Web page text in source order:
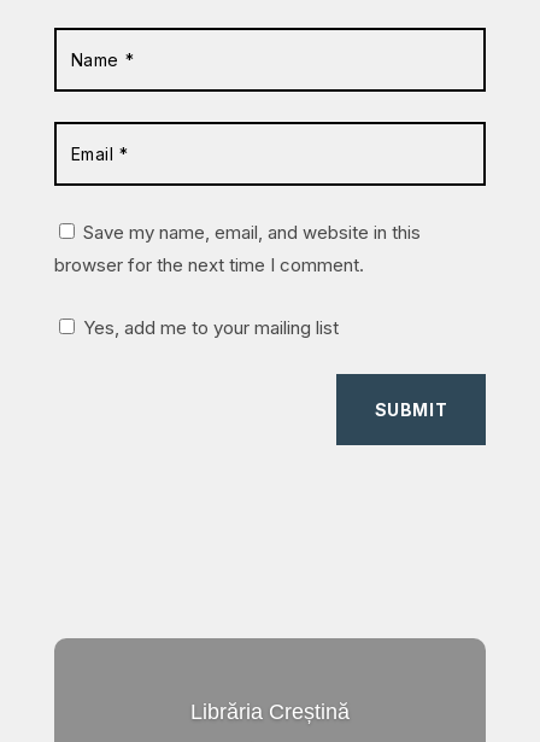
Save my name, email, and website in this
browser for the next time I comment.
Yes, add me to your mailing list
SUBMIT
Librăria Creștină